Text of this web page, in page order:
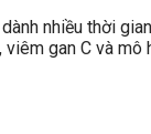
nhiều thời
gan C và